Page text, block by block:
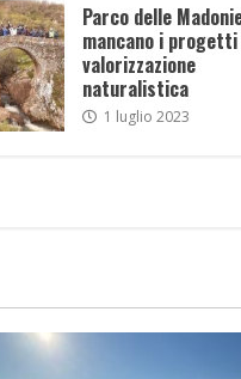
Parco delle
mancano i
valorizzazione
naturalistica
1 luglio 2023